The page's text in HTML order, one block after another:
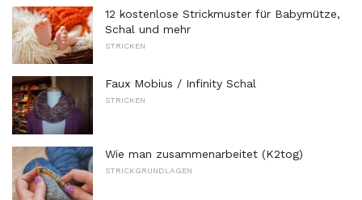
12 kostenlose Strickmuster für Babymütze,
Schal und mehr
STRICKEN
Faux Mobius / Infinity Schal
STRICKEN
Wie man zusammenarbeitet (K2tog)
STRICKGRUNDLAGEN